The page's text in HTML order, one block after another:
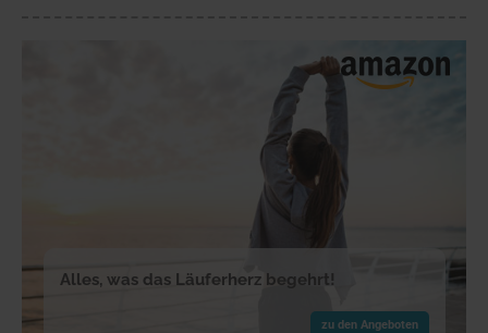
Alles, was das Läuferherz begehrt!
zu den Angeboten